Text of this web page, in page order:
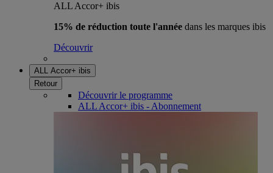
ALL Accor+ ibis
15% de réduction toute l'année dans les marques ibis
Découvrir
ALL Accor+ ibis
Retour
Découvrir le programme
ALL Accor+ ibis - Abonnement